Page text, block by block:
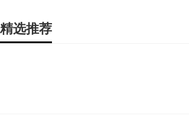
精选推荐